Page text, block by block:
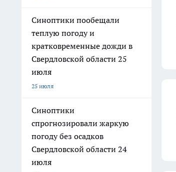
Синоптики пообещали
теплую погоду и
кратковременные дожди в
Свердловской области 25
июля
25 июля
Синоптики
спрогнозировали жаркую
погоду без осадков
Свердловской области 24
июля